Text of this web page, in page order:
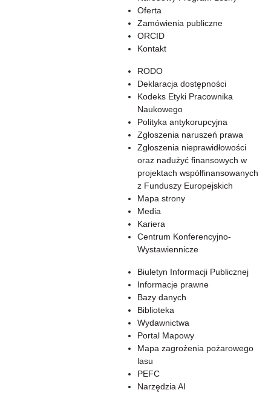
Oferta
Zamówienia publiczne
ORCID
Kontakt
RODO
Deklaracja dostępności
Kodeks Etyki Pracownika
Naukowego
Polityka antykorupcyjna
Zgłoszenia naruszeń prawa
Zgłoszenia nieprawidłowości
oraz nadużyć finansowych w
projektach współfinansowanych
z Funduszy Europejskich
Mapa strony
Media
Kariera
Centrum Konferencyjno-
Wystawiennicze
Biuletyn Informacji Publicznej
Informacje prawne
Bazy danych
Biblioteka
Wydawnictwa
Portal Mapowy
Mapa zagrożenia pożarowego
lasu
PEFC
Narzędzia AI